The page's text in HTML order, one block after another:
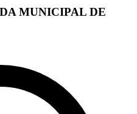
MUNICIPAL DE